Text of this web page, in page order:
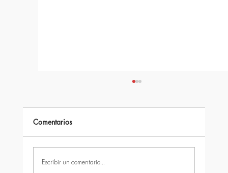
Comentarios
Escribir un comentario...